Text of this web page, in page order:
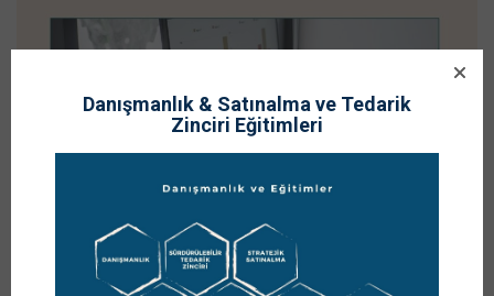
Danışmanlık & Satınalma ve Tedarik
Zinciri Eğitimleri